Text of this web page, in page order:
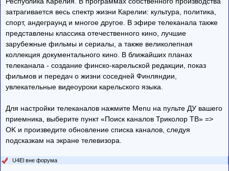
затрагивается весь спектр жизни Карелии: культура, политика,
спорт, андеграунд и многое другое. В эфире телеканала также
представлены классика отечественного кино, лучшие
зарубежные фильмы и сериалы, а также великолепная
коллекция документального кино. В ближайших планах
телеканала - создание финско-карельской редакции, показ
фильмов и передач о жизни соседней Финляндии,
увлекательные видеоуроки карельского языка.
Для настройки телеканалов нажмите Menu на пульте ДУ вашего
приемника, выберите пункт «Поиск каналов Триколор ТВ» =>
OK и произведите обновление списка каналов, следуя
подсказкам на экране телевизора.
U4El вне форума